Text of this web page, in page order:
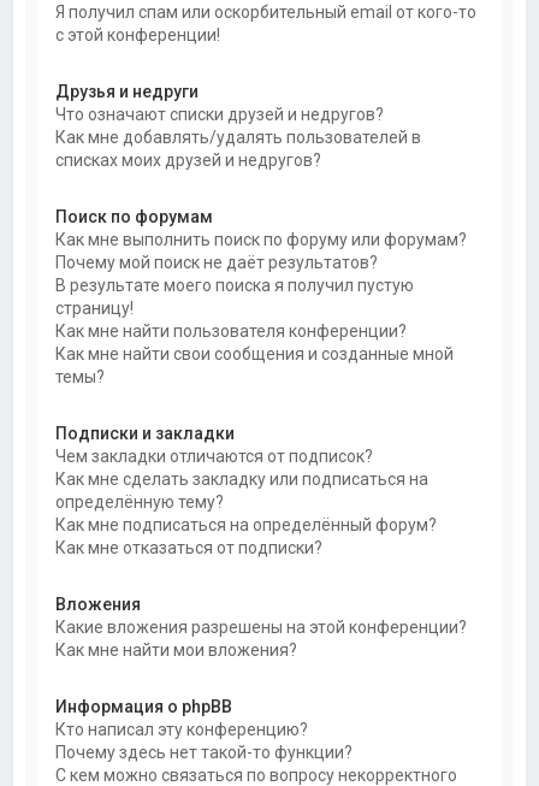
Я получил спам или оскорбительный email от кого-то
с этой конференции!
Друзья и недруги
Что означают списки друзей и недругов?
Как мне добавлять/удалять пользователей в
списках моих друзей и недругов?
Поиск по форумам
Как мне выполнить поиск по форуму или форумам?
Почему мой поиск не даёт результатов?
В результате моего поиска я получил пустую
страницу!
Как мне найти пользователя конференции?
Как мне найти свои сообщения и созданные мной
темы?
Подписки и закладки
Чем закладки отличаются от подписок?
Как мне сделать закладку или подписаться на
определённую тему?
Как мне подписаться на определённый форум?
Как мне отказаться от подписки?
Вложения
Какие вложения разрешены на этой конференции?
Как мне найти мои вложения?
Информация о phpBB
Кто написал эту конференцию?
Почему здесь нет такой-то функции?
С кем можно связаться по вопросу некорректного